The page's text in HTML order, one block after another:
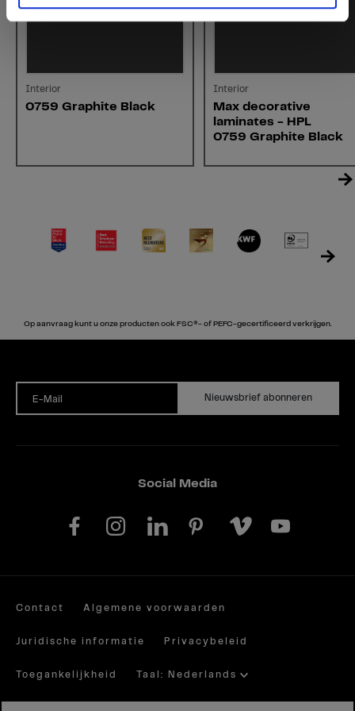
Interior
0759 Graphite Black
Interior
Max decorative
laminates - HPL
0759 Graphite Black
Op aanvraag kunt u onze producten ook FSC®- of PEFC-gecertificeerd verkrijgen.
E-Mail Nieuwsbrief abonneren
Social Media
Contact Algemene voorwaarden
Juridische informatie Privacybeleid
Toegankelijkheid Taal: Nederlands